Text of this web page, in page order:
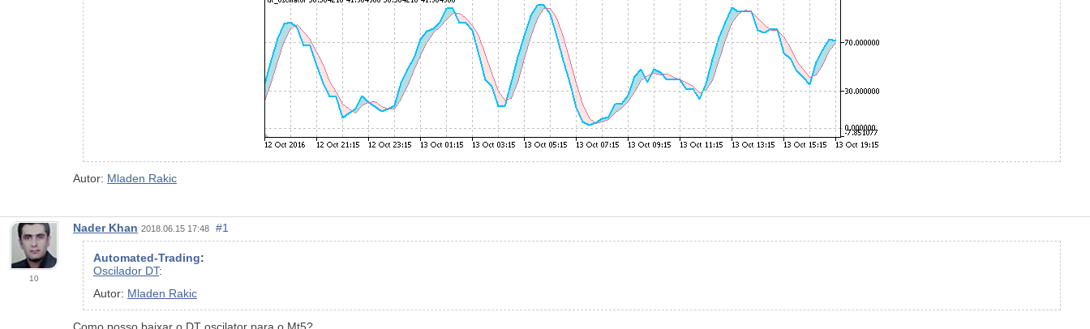
Autor: Mladen Rakic
10
Nader Khan 2018.06.15 17:48 #1
Automated-Trading:
Oscilador DT:
Autor: Mladen Rakic